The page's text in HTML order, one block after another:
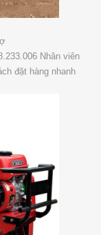
Nhân viên
đặt hàng nhanh